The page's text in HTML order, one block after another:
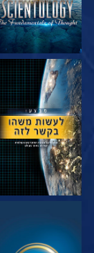
צפה
צפה